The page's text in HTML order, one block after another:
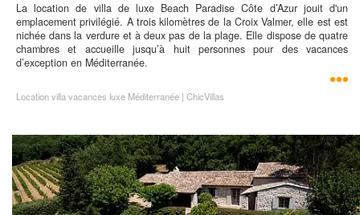
La location de villa de luxe Beach Paradise Côte d’Azur jouit d'un
emplacement privilégié. A trois kilomètres de la Croix Valmer, elle est est
nichée dans la verdure et à deux pas de la plage. Elle dispose de quatre
chambres et accueille jusqu’à huit personnes pour des vacances
d’exception en Méditerranée.
Location villa vacances luxe Méditerranée | ChicVillas